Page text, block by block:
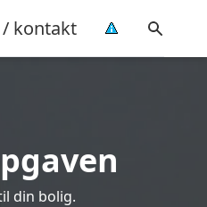
kontakt
din bolig.